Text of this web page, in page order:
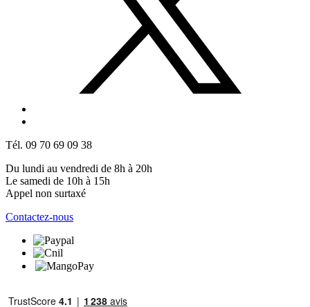
Tél. 09 70 69 09 38
Du lundi au vendredi de 8h à 20h
Le samedi de 10h à 15h
Appel non surtaxé
Contactez-nous